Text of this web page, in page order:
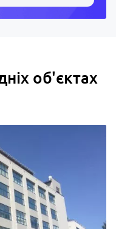
об'єктах